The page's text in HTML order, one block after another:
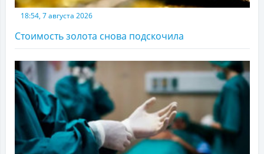
18:54, 7 августа 2026
Стоимость золота снова подскочила